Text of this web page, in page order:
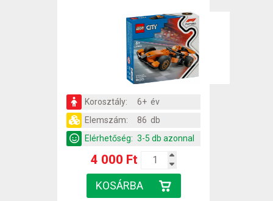
Korosztály:
6+ év
Elemszám:
86 db
Elérhetőség: 3-5 db azonnal
4 000 Ft